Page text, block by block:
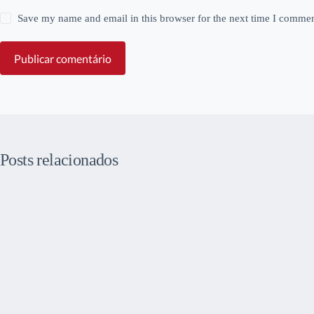
Save my name and email in this browser for the next time I
Publicar comentário
Posts relacionados